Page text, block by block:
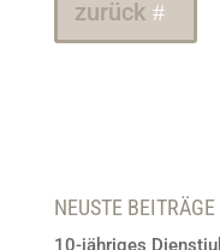
zurück
NEUSTE BEITRÄGE
10-jähriges